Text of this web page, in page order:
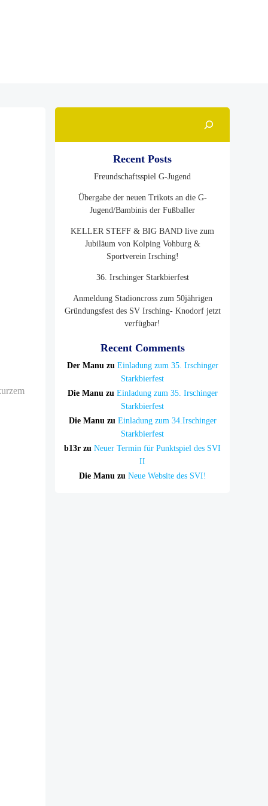
Recent Posts
Freundschaftsspiel G-Jugend
Übergabe der neuen Trikots an die G-
Jugend/Bambinis der Fußballer
KELLER STEFF & BIG BAND live zum
Jubiläum von Kolping Vohburg &
Sportverein Irsching!
36. Irschinger Starkbierfest
Anmeldung Stadioncross zum 50jährigen
Gründungsfest des SV Irsching- Knodorf jetzt
verfügbar!
Recent Comments
Der Manuzu Einladung zum 35. Irschinger
Starkbierfest
Die Manuzu Einladung zum 35. Irschinger
Starkbierfest
Die Manuzu Einladung zum 34.Irschinger
Starkbierfest
b13r zu Neuer Termin für Punktspiel des SVI
II
Die Manuzu Neue Website des SVI!